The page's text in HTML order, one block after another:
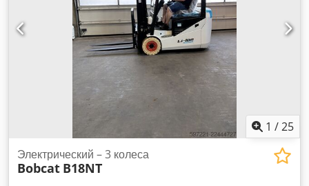
1 /25
Электрический – 3 колеса
Bobcat B18NT